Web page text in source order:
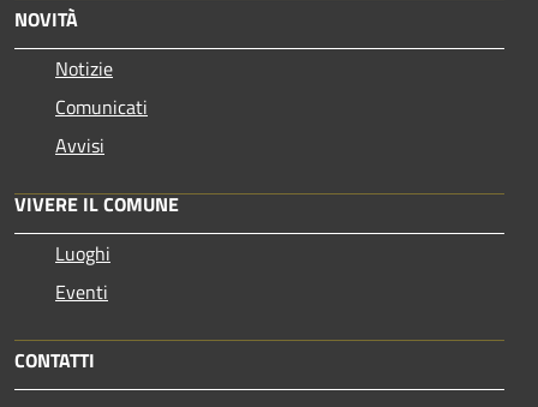
NOVITÀ
Notizie
Comunicati
Avvisi
VIVERE IL COMUNE
Luoghi
Eventi
CONTATTI